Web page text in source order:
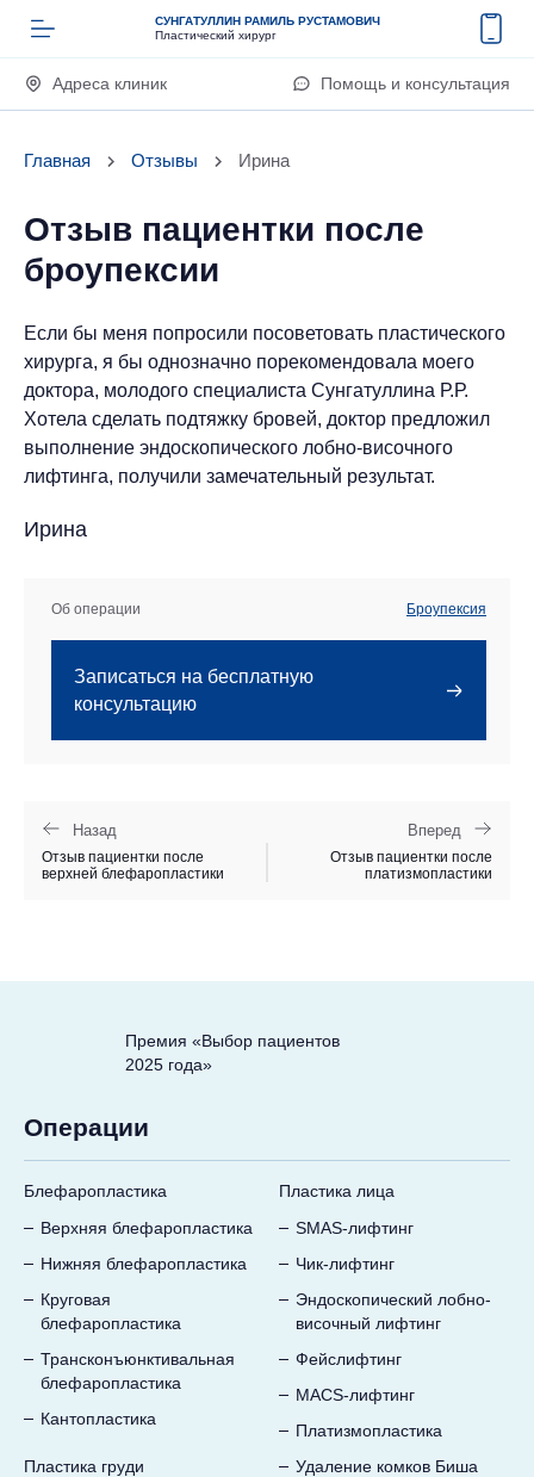
СУНГАТУЛЛИН РАМИЛЬ РУСТАМОВИЧ
Пластический хирург
Адреса клиник Помощь и консультация
Главная Отзывы Ирина
Отзыв пациентки после
броупексии
Если бы меня попросили посоветовать пластического
хирурга, я бы однозначно порекомендовала моего
доктора, молодого специалиста Сунгатуллина Р.Р.
Хотела сделать подтяжку бровей, доктор предложил
выполнение эндоскопического лобно-височного
лифтинга, получили замечательный результат.
Ирина
Об операции Броупексия
Записаться на бесплатную
консультацию
Назад
Отзыв пациентки после
верхней блефаропластики
Вперед
Отзыв пациентки после
платизмопластики
Премия «Выбор пациентов
2025 года»
Операции
Блефаропластика
Верхняя блефаропластика
Нижняя блефаропластика
Круговая
блефаропластика
Трансконъюнктивальная
блефаропластика
Кантопластика
Пластика груди
Пластика лица
SMAS-лифтинг
Чик-лифтинг
Эндоскопический лобно-
височный лифтинг
Фейслифтинг
MACS-лифтинг
Платизмопластика
Удаление комков Биша